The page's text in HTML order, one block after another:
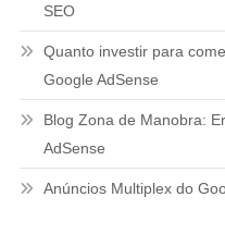
SEO
Quanto investir para
Google AdSense
Blog Zona de Manobra:
AdSense
Anúncios Multiplex do